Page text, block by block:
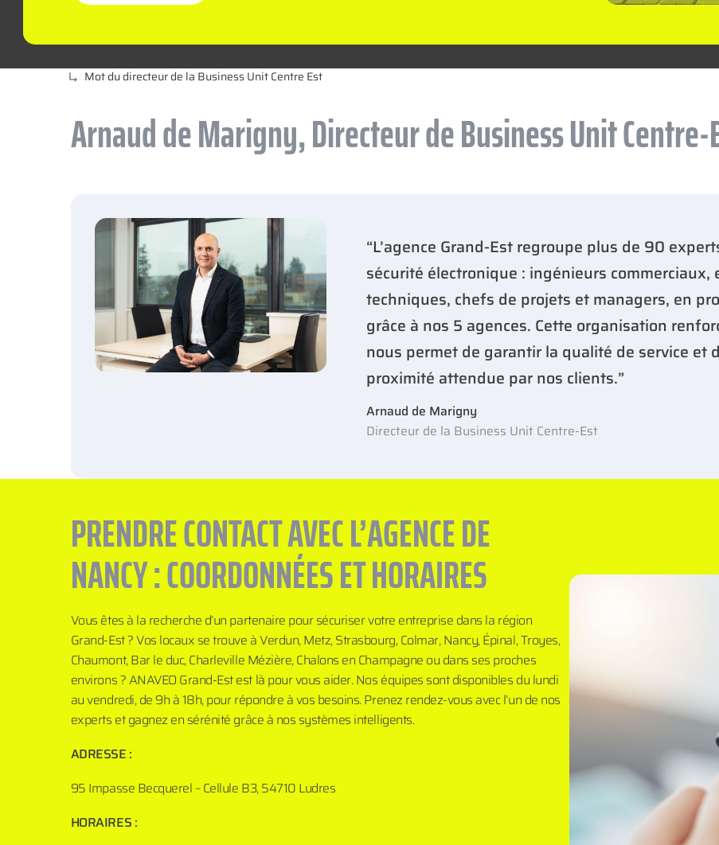
Mot du directeur de la Business Unit Centre Est
Arnaud de Marigny, Directeur de Business Unit Centre-
“L’agence Grand-Est regroupe plus de 90
sécurité électronique : ingénieurs commerciaux,
techniques, chefs de projets et managers, en
grâce à nos 5 agences. Cette organisation
nous permet de garantir la qualité de service et
proximité attendue par nos clients.”
Arnaud de Marigny
Directeur de la Business Unit Centre-Est
PRENDRE CONTACT AVEC L’AGENCE DE
NANCY : COORDONNÉES ET HORAIRES
Vous êtes à la recherche d’un partenaire pour sécuriser votre entreprise dans la région
Grand-Est ? Vos locaux se trouve à Verdun, Metz, Strasbourg, Colmar, Nancy, Épinal, Troyes,
Chaumont, Bar le duc, Charleville Mézière, Chalons en Champagne ou dans ses proches
environs ? ANAVEO Grand-Est est là pour vous aider. Nos équipes sont disponibles du lundi
au vendredi, de 9h à 18h, pour répondre à vos besoins. Prenez rendez-vous avec l’un de nos
experts et gagnez en sérénité grâce à nos systèmes intelligents.
ADRESSE :
95 Impasse Becquerel – Cellule B3, 54710 Ludres
HORAIRES :